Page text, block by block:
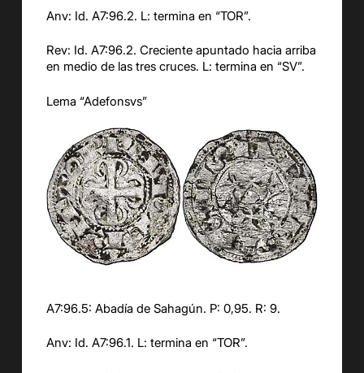
Anv: Id. A7:96.2. L: termina en “TOR”.
Rev: Id. A7:96.2. Creciente apuntado hacia arriba
en medio de las tres cruces. L: termina en “SV”.
Lema “Adefonsvs”
A7:96.5: Abadía de Sahagún. P: 0,95. R: 9.
Anv: Id. A7:96.1. L: termina en “TOR”.